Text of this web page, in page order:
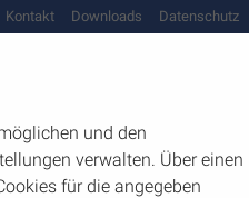
Kontakt Downloads Datenschutz
und den
verwalten. Über einen
für die angegeben